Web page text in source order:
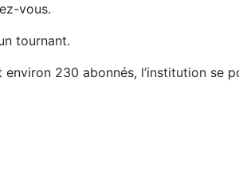
vous.
tournant.
230 abonnés, l’institution se